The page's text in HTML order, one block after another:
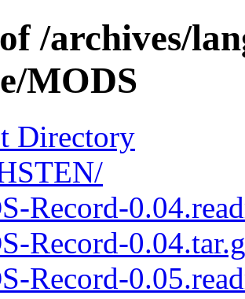
/archives/
MODS
Directory
Record-
Record-
Record-